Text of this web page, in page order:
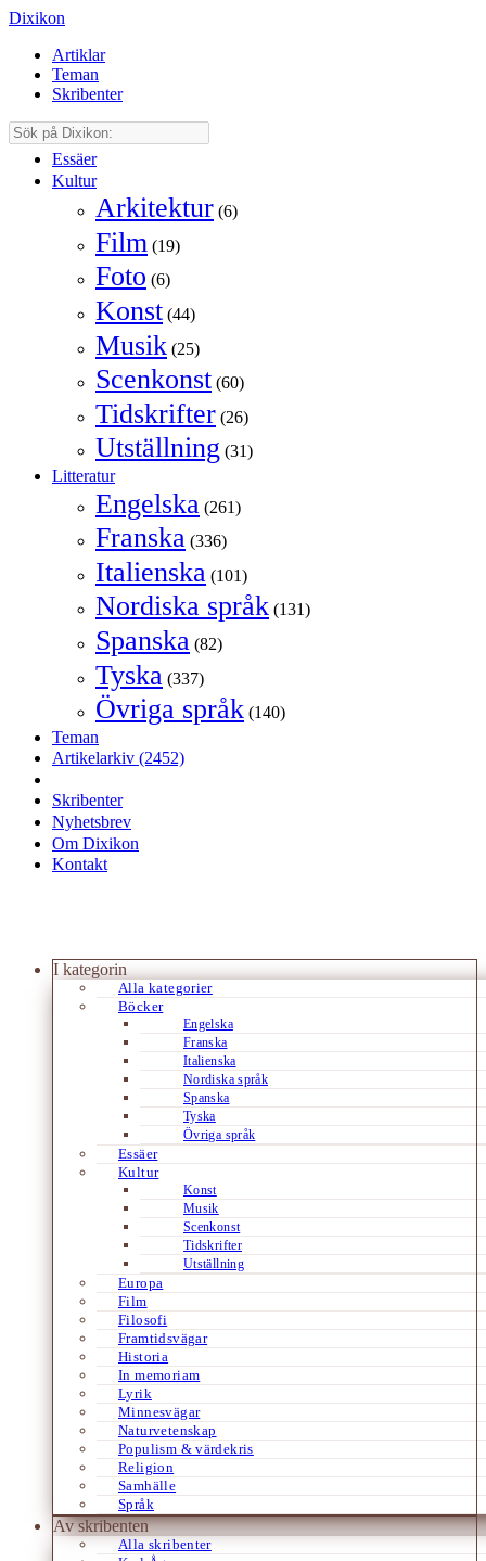
Dixikon
Artiklar
Teman
Skribenter
Essäer
Kultur
Arkitektur (6)
Film (19)
Foto (6)
Konst (44)
Musik (25)
Scenkonst (60)
Tidskrifter (26)
Utställning (31)
Litteratur
Engelska (261)
Franska (336)
Italienska (101)
Nordiska språk (131)
Spanska (82)
Tyska (337)
Övriga språk (140)
Teman
Artikelarkiv (2452)
Skribenter
Nyhetsbrev
Om Dixikon
Kontakt
I kategorin
Alla kategorier
Böcker
Engelska
Franska
Italienska
Nordiska språk
Spanska
Tyska
Övriga språk
Essäer
Kultur
Konst
Musik
Scenkonst
Tidskrifter
Utställning
Europa
Film
Filosofi
Framtidsvägar
Historia
In memoriam
Lyrik
Minnesvägar
Naturvetenskap
Populism & värdekris
Religion
Samhälle
Språk
Av skribenten
Alla skribenter